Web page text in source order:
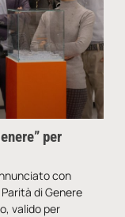
per
con
di Genere
valido per